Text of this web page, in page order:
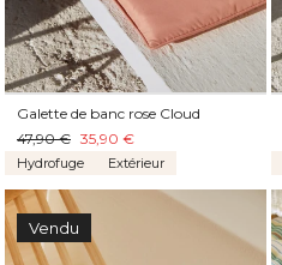
Galette de banc rose Cloud
47,90 € 35,90 €
Hydrofuge Extérieur
Vendu